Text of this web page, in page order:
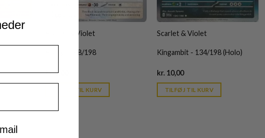
Scarlet & Violet
Starly - 148/198
kr.6,00
kr. 39,95.
TILFØJ TIL KURV
Scarlet & Violet
Kingambit - 134/198 (Holo)
kr.10,00Current
is:
kr. 39,95.
TILFØJ TIL KURV